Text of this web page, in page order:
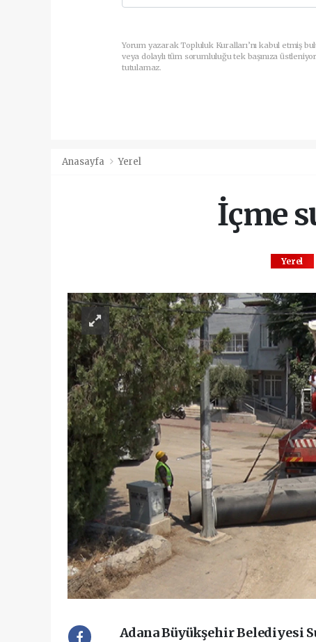
Yorum yazarak Topluluk Kuralları’nı kabul etmiş
veya dolaylı tüm sorumluluğu tek başınıza
tutulamaz.
Anasayfa Yerel
İçme
Yerel
Adana Büyükşehir Belediyesi